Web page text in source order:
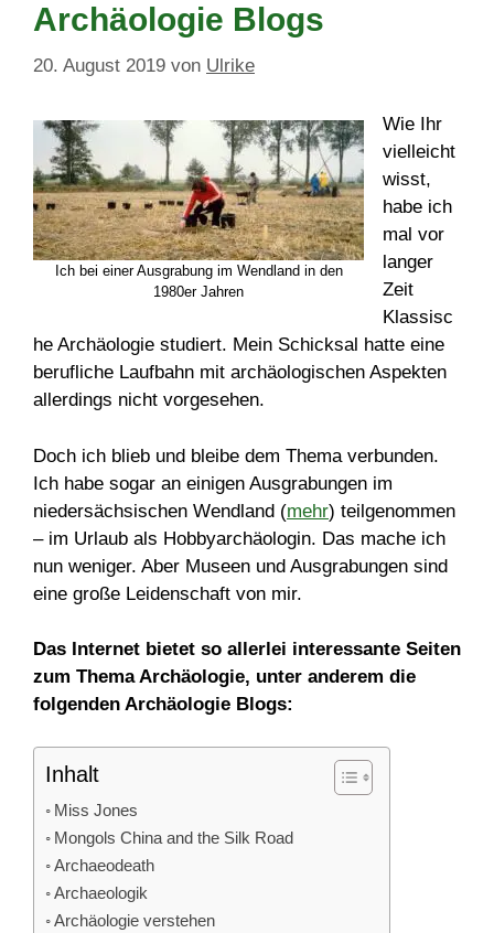
Archäologie Blogs
20. August 2019 von Ulrike
Ich bei einer Ausgrabung im Wendland in den
1980er Jahren
Wie Ihr
vielleicht
wisst,
habe ich
mal vor
langer
Zeit
Klassisc
he Archäologie studiert. Mein Schicksal hatte eine
berufliche Laufbahn mit archäologischen Aspekten
allerdings nicht vorgesehen.
Doch ich blieb und bleibe dem Thema verbunden.
Ich habe sogar an einigen Ausgrabungen im
niedersächsischen Wendland (mehr) teilgenommen
– im Urlaub als Hobbyarchäologin. Das mache ich
nun weniger. Aber Museen und Ausgrabungen sind
eine große Leidenschaft von mir.
Das Internet bietet so allerlei interessante Seiten
zum Thema Archäologie, unter anderem die
folgenden Archäologie Blogs:
Inhalt
Miss Jones
Mongols China and the Silk Road
Archaeodeath
Archaeologik
Archäologie verstehen